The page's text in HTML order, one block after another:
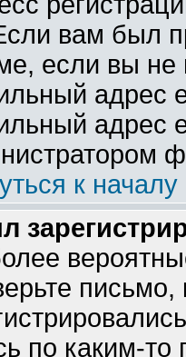
вам был
если вы не
адрес
адрес
к началу
по каким-